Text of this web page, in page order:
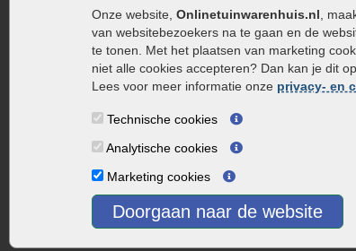
Onze website, Onlinetuinwarenhuis.nl ,
van websitebezoekers na te gaan en de
te tonen. Met het plaatsen van marketing
niet alle cookies accepteren? Dan kan je dit
Lees voor meer informatie onze privacy- en
Technische cookies
Analytische cookies
Marketing cookies
Doorgaan naar de website